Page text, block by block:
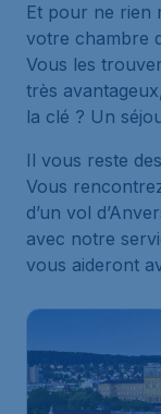
Et pour ne rien
votre chambre
Vous les
très
la clé ? Un
Il vous reste
Vous
d’un vol
avec notre
vous aideront